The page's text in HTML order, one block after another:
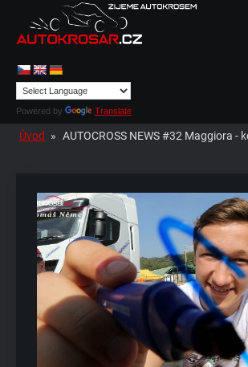
Powered by Translate
Úvod » AUTOCROSS NEWS #32 Maggiora -